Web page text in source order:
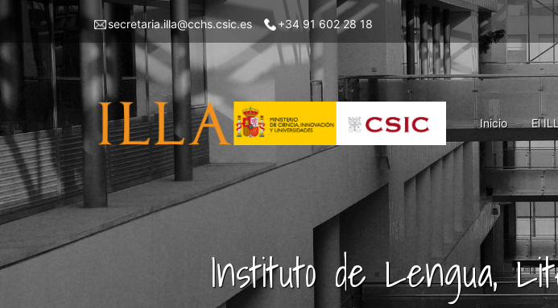
Pasar
contenido
principal
Menu
left
ILLA
secretaria.illa@cchs.csic.es +34 91 602 28 18
Inicio El
Instituto de Lengua,